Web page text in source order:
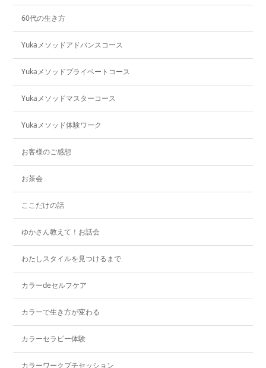
60代の生き方
Yukaメソッドアドバンスコース
Yukaメソッドプライベートコース
Yukaメソッドマスターコース
Yukaメソッド体験ワーク
お客様のご感想
お茶会
ここだけの話
ゆかさん教えて！お話会
わたしスタイルを見つけるまで
カラーdeセルフケア
カラーで生き方が変わる
カラーセラピー体験
カラーワークプチセッション